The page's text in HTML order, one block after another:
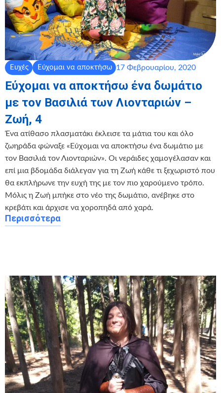
Ευχές Εύχομαι να αποκτήσω 17 Φεβρουαρίου, 2020
Εύχομαι να αποκτήσω ένα δωμάτιο
με τον Βασιλιά των Λιονταριών –
Ζωή, 4
Ένα ατίθασο πλασματάκι έκλεισε τα μάτια του και όλο
ζωηράδα φώναξε «Εύχομαι να αποκτήσω ένα δωμάτιο με
τον Βασιλιά τον Λιονταριών». Οι νεράιδες χαμογέλασαν και
επί μια βδομάδα διάλεγαν για τη Ζωή κάθε τι ξεχωριστό που
θα εκπλήρωνε την ευχή της με τον πιο χαρούμενο τρόπο.
Μόλις η Ζωή μπήκε στο νέο της δωμάτιο, ανέβηκε στο
κρεβάτι και άρχισε να χοροπηδά από χαρά.
Περισσότερα